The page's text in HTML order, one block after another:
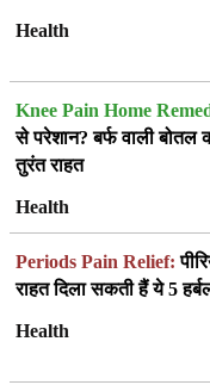
Health
Knee Pain Home
से परेशान? बर्फ वाली बोतल
तुरंत राहत
Health
Periods Pain Relief:
राहत दिला सकती हैं ये 5
Health